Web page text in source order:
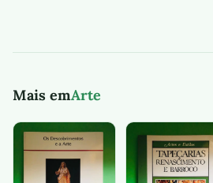
Mais emArte